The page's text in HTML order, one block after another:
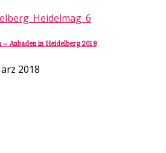
Anbaden in Heidelberg 2018
2018